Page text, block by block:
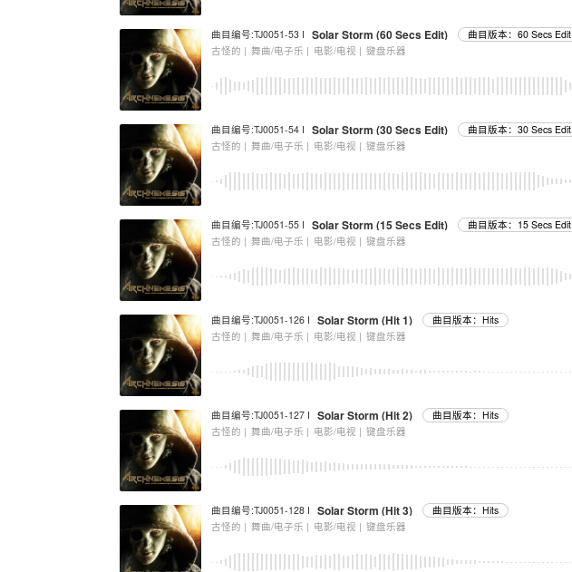
曲目编号:TJ0051-53 I Solar Storm (60 Secs Edit)
曲目版本：60 Secs Edit
古怪的 | 舞曲/电子乐 | 电影/电视 | 键盘乐器
曲目编号:TJ0051-54 I Solar Storm (30 Secs Edit)
曲目版本：30 Secs Edit
古怪的 | 舞曲/电子乐 | 电影/电视 | 键盘乐器
曲目编号:TJ0051-55 I Solar Storm (15 Secs Edit)
曲目版本：15 Secs Edit
古怪的 | 舞曲/电子乐 | 电影/电视 | 键盘乐器
曲目编号:TJ0051-126 I Solar Storm (Hit 1)
曲目版本：Hits
古怪的 | 舞曲/电子乐 | 电影/电视 | 键盘乐器
曲目编号:TJ0051-127 I Solar Storm (Hit 2)
曲目版本：Hits
古怪的 | 舞曲/电子乐 | 电影/电视 | 键盘乐器
曲目编号:TJ0051-128 I Solar Storm (Hit 3)
曲目版本：Hits
古怪的 | 舞曲/电子乐 | 电影/电视 | 键盘乐器